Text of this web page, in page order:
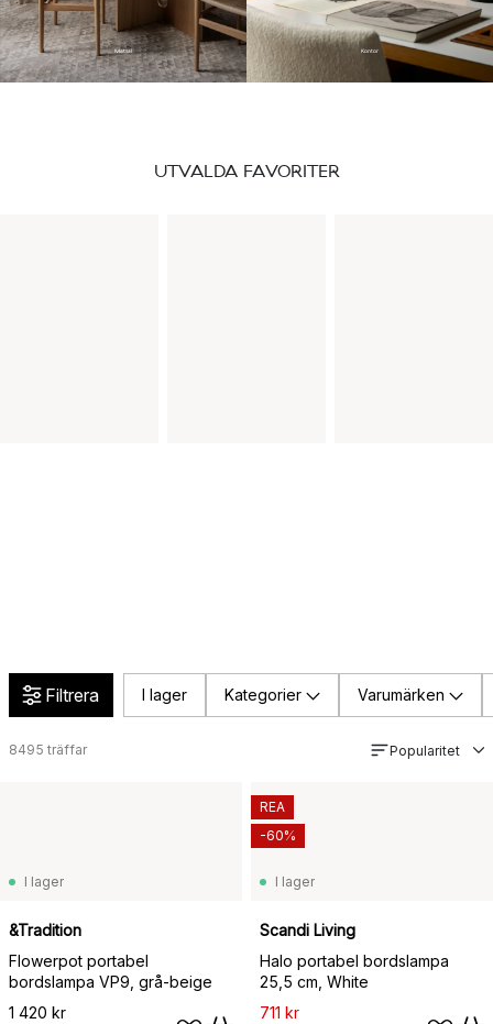
Matsal Kontor
UTVALDA FAVORITER
Filtrera I lager Kategorier Varumärken
8495 träffar Popularitet
I lager
&Tradition
Flowerpot portabel
bordslampa VP9, grå-beige
1 420 kr
I lager
Scandi Living
Halo portabel bordslampa
25,5 cm, White
711 kr
REA
-60%